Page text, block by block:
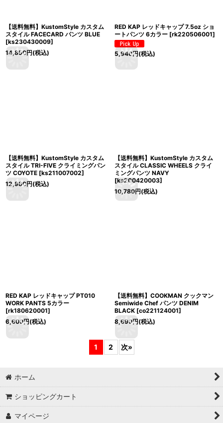
【送料無料】KustomStyle カスタム
スタイル FACECARD パンツ BLUE
[ks230430009]
14,850円(税込)
RED KAP レッドキャップ 7.5oz ショ
ートパンツ 6カラー [rk220506001]
5,940円(税込)
【送料無料】KustomStyle カスタム
スタイル TRI-FIVE クライミングパン
ツ COYOTE [ks211007002]
12,980円(税込)
【送料無料】KustomStyle カスタム
スタイル CLASSIC WHEELS クライ
ミングパンツ NAVY
[ks200420003]
10,780円(税込)
RED KAP レッドキャップ PT010
WORK PANTS 5カラー
[rk180620001]
6,600円(税込)
【送料無料】COOKMAN クックマン
Semiwide Chef パンツ DENIM
BLACK [co221124001]
8,690円(税込)
1 2 次»
ホーム
ショッピングカート
マイページ